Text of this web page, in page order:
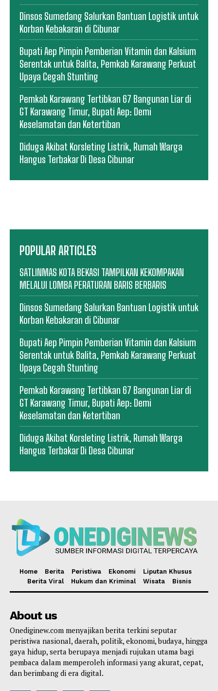
Dinsos Sumedang Salurkan Bantuan Logistik untuk
Korban Kebakaran di Cibunar
Bupati Aep Pimpin Pemberian Vitamin dan Kalsium
Serentak untuk Balita, Pemkab Karawang Perkuat
Upaya Cegah Stunting
Pemkab Karawang Tertibkan 67 Bangunan Liar di
GT Karawang Timur, Bupati Aep: Demi
Keselamatan dan Ketertiban
Diduga Akibat Korsleting Listrik, Rumah Warga
Hangus Terbakar Di Desa Cibunar
POPULAR ARTICLES
SATLINMAS KOTA BEKASI TAMPILKAN KEKOMPAKAN
MELALUI LOMBA PERATURAN BARIS BERBARIS
Dinsos Sumedang Salurkan Bantuan Logistik untuk
Korban Kebakaran di Cibunar
Bupati Aep Pimpin Pemberian Vitamin dan Kalsium
Serentak untuk Balita, Pemkab Karawang Perkuat
Upaya Cegah Stunting
Pemkab Karawang Tertibkan 67 Bangunan Liar di
GT Karawang Timur, Bupati Aep: Demi
Keselamatan dan Ketertiban
Diduga Akibat Korsleting Listrik, Rumah Warga
Hangus Terbakar Di Desa Cibunar
Home Berita Peristiwa Ekonomi
Liputan Khusus
Berita Viral
Hukum dan Kriminal Wisata Bisnis
About us
Onediginew.com menyajikan berita terkini seputar
peristiwa nasional, daerah, politik, ekonomi, budaya, hingga
gaya hidup, serta berupaya menjadi rujukan utama bagi
pembaca dalam memperoleh informasi yang akurat, cepat,
dan berimbang di era digital.